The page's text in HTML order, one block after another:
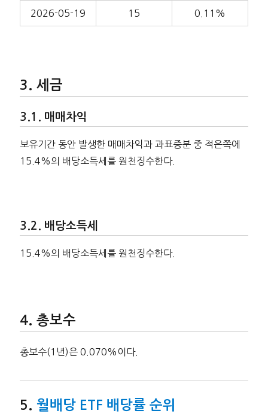
2026-05-19 15 0.11%
세금
매매차익
보유기간 동안 발생한 매매차익과 과표증분 중 적은쪽에
15.4%의 배당소득세를 원천징수한다.
배당소득세
15.4%의 배당소득세를 원천징수한다.
총보수
총보수(1년)은 0.070%이다.
월배당 ETF 배당률 순위